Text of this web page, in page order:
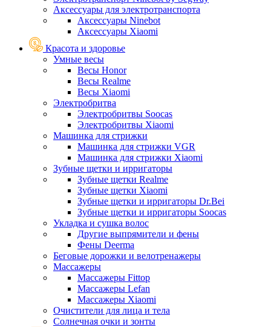
Аксессуары для электротранспорта
Аксессуары Ninebot
Аксессуары Xiaomi
Красота и здоровье
Умные весы
Весы Honor
Весы Realme
Весы Xiaomi
Электробритва
Электробритвы Soocas
Электробритвы Xiaomi
Машинка для стрижки
Машинка для стрижки VGR
Машинка для стрижки Xiaomi
Зубные щетки и ирригаторы
Зубные щетки Realme
Зубные щетки Xiaomi
Зубные щетки и ирригаторы Dr.Bei
Зубные щетки и ирригаторы Soocas
Укладка и сушка волос
Другие выпрямители и фены
Фены Deerma
Беговые дорожки и велотренажеры
Массажеры
Массажеры Fittop
Массажеры Lefan
Массажеры Xiaomi
Очистители для лица и тела
Солнечная очки и зонты